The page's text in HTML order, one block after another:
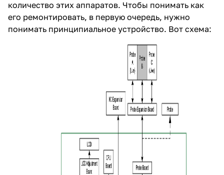
количество этих аппаратов. Чтобы понимать как
его ремонтировать, в первую очередь, нужно
понимать принципиальное устройство. Вот схема: